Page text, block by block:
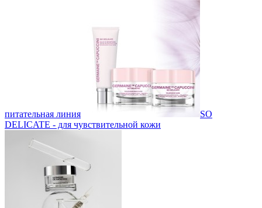
питательная линия
SO
DELICATE - для чувствительной кожи